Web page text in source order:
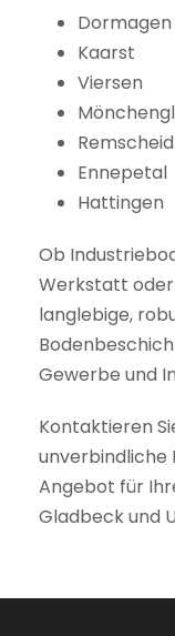
Dormagen
Kaarst
Viersen
Remscheid
Ennepetal
Hattingen
Ob
Werkstatt
langlebige,
Gewerbe und
Kontaktieren
unverbindliche
Angebot für
Gladbeck und